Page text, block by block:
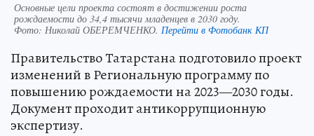
Основные цели проекта состоят в достижении роста
рождаемости до 34,4 тысячи младенцев в 2030 году.
Фото: Николай ОБЕРЕМЧЕНКО. Перейти в Фотобанк КП
Правительство Татарстана подготовило проект
изменений в Региональную программу по
повышению рождаемости на 2023—2030 годы.
Документ проходит антикоррупционную
экспертизу.